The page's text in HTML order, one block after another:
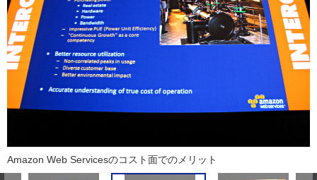
Amazon Web Servicesのコスト面でのメリット